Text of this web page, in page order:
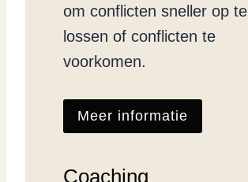
om conflicten sneller op te
lossen of conflicten te
voorkomen.
Meer informatie
Coaching